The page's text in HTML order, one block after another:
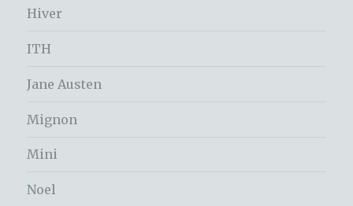
Hiver
ITH
Jane Austen
Mignon
Mini
Noel